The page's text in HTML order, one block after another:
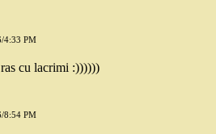
4:33 PM
cu lacrimi :))))))
8:54 PM